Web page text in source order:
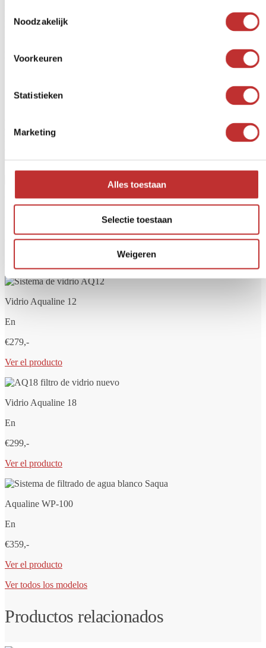
Noodzakelijk
Voorkeuren
Statistieken
Marketing
Alles toestaan
Selectie toestaan
Weigeren
Me ayuda a protegerme contra la radiación electromagnética.
Las críticas están cerradas.
¿Ya conoce nuestros filtros de agua?
agua ayuda a eliminar sustancias no deseadas como bacterias, cloro,
PFAS, microplásticos y residuos de medicamentos. En Tradeline
Vidrio Aqualine 5
€249,-
Vidrio Aqualine 12
En
€279,-
Ver el producto
Vidrio Aqualine 18
En
€299,-
Ver el producto
Aqualine WP-100
En
€359,-
Ver el producto
Ver todos los modelos
Productos relacionados